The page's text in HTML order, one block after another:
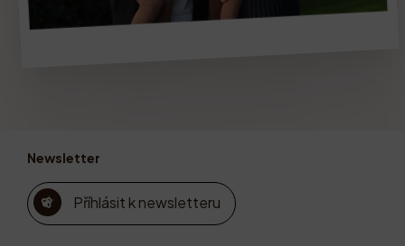
Newsletter
Příhlásit k newsletteru